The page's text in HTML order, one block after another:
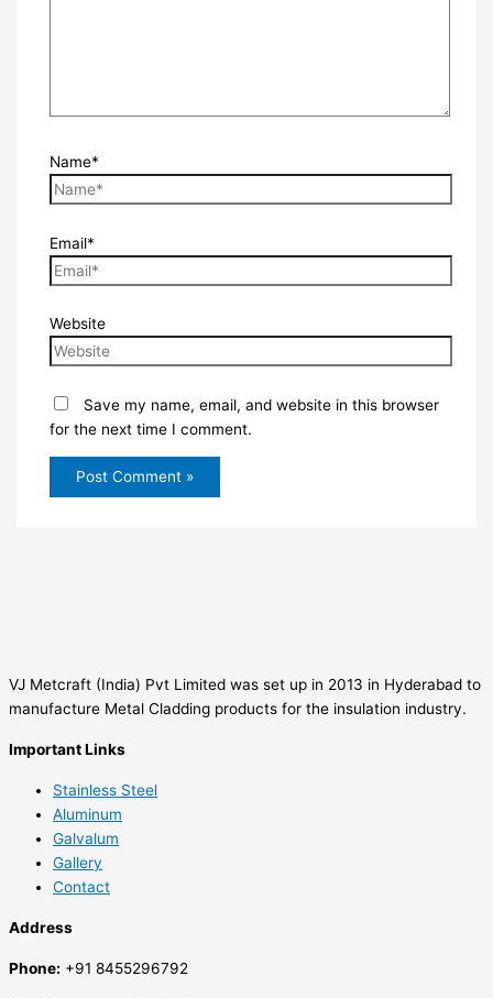
Name*
Email*
Website
Save my name, email, and website in this browser
for the next time I comment.
VJ Metcraft (India) Pvt Limited was set up in 2013 in Hyderabad to
manufacture Metal Cladding products for the insulation industry.
Important Links
Stainless Steel
Aluminum
Galvalum
Gallery
Contact
Address
Phone: +91 8455296792